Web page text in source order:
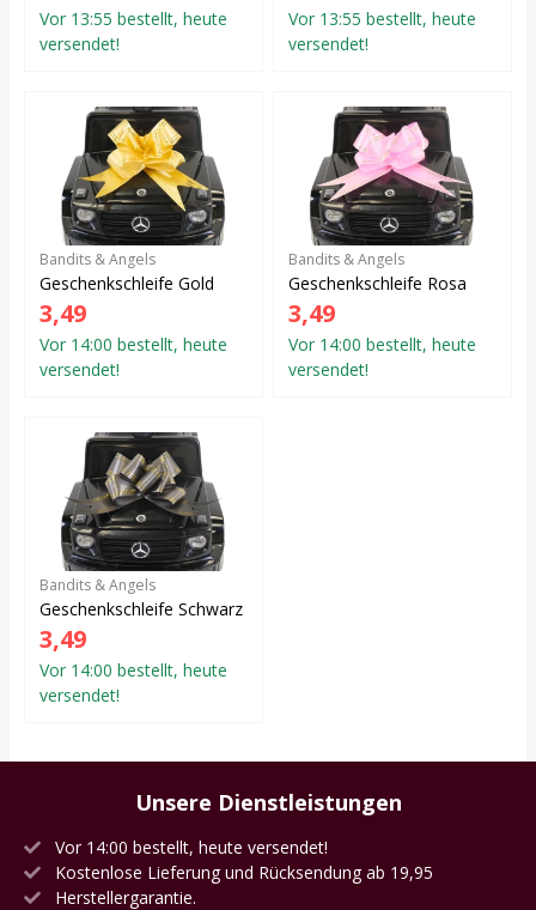
Vor 13:55 bestellt, heute
versendet!
Vor 13:55 bestellt, heute
versendet!
Bandits & Angels
Geschenkschleife Gold
3,49
Vor 14:00 bestellt, heute
versendet!
Bandits & Angels
Geschenkschleife Rosa
3,49
Vor 14:00 bestellt, heute
versendet!
Bandits & Angels
Geschenkschleife Schwarz
3,49
Vor 14:00 bestellt, heute
versendet!
Unsere Dienstleistungen
Vor 14:00 bestellt, heute versendet!
Kostenlose Lieferung und Rücksendung ab 19,95
Herstellergarantie.